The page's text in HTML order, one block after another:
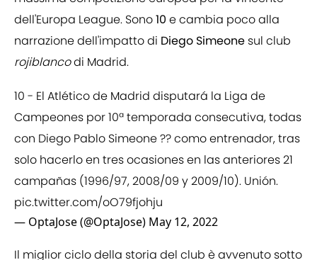
dell'Europa League. Sono10 e cambia poco alla
narrazione dell'impatto di Diego Simeone sul club
rojiblancodi Madrid.
10 - El Atlético de Madrid disputará la Liga de
Campeones por 10ª temporada consecutiva, todas
con Diego Pablo Simeone ?? como entrenador, tras
solo hacerlo en tres ocasiones en las anteriores 21
campañas (1996/97, 2008/09 y 2009/10). Unión.
pic.twitter.com/oO79fjohju
— OptaJose (@OptaJose) May 12, 2022
Il miglior ciclo della storia del club è avvenuto sotto